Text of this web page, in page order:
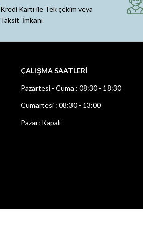
Kredi Kartı ile Tek çekim veya
Taksit İmkanı
ÇALIŞMA SAATLERİ
Pazartesi - Cuma : 08:30 - 18:30
Cumartesi : 08:30 - 13:00
Pazar: Kapalı